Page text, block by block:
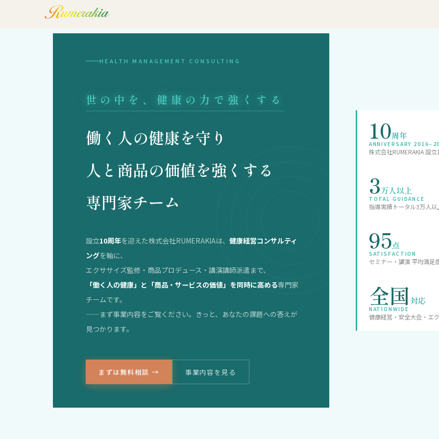
HEALTH MANAGEMENT CONSULTING
世の中を、健康の力で強くする
働く人の健康を守り
人と商品の価値を強くする
専門家チーム
設立10周年を迎えた株式会社RUMERAKIAは、 健康経営コンサルティ
ングを軸に、
エクササイズ監修・商品プロデュース・講演講師派遣まで、
「働く人の健康」と「商品・サービスの価値」を同時に高める専門家
チームです。
——まず事業内容をご覧ください。きっと、あなたの課題への答えが
見つかります。
まずは無料相談 → 事業内容を見る
10周年
ANNIVERSARY
株式会社RUMERAKIA 設
3万人以上
TOTAL GUIDANCE
指導実績トータル3万人以
95点
SATISFACTION
セミナー・講演 平均満足
全国対応
NATIONWIDE
健康経営・安全大会・エ